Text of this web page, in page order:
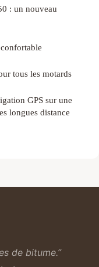
: un nouveau
tous les motards
GPS sur une
longues distance
de bitume.”